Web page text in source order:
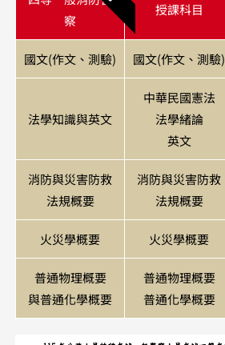
察
授課科目
國文(作文、測驗) 國文(作文、測驗)
法學知識與英文
中華民國憲法
法學緒論
英文
消防與災害防救
法規概要
消防與災害防救
法規概要
火災學概要 火災學概要
普通物理概要
與普通化學概要
普通物理概要
普通化學概要